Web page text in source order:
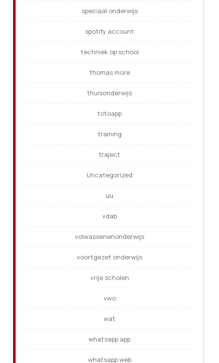
speciaal onderwijs
spotify account
techniek op school
thomas more
thuisonderwijs
totoapp
training
traject
Uncategorized
uu
vdab
volwassenenonderwijs
voortgezet onderwijs
vrije scholen
vwo
wat
whatsapp app
whatsapp web